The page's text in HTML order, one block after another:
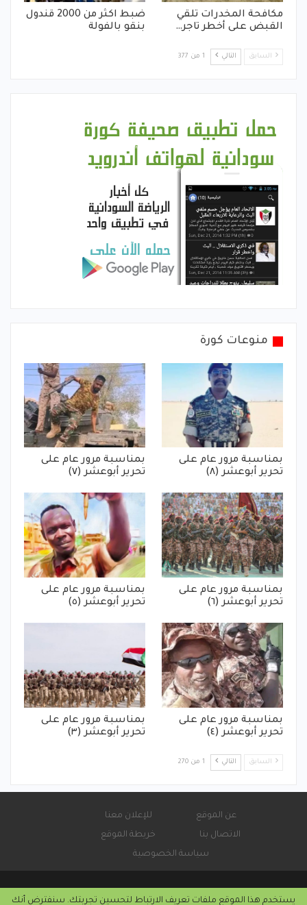
مكافحة المخدرات تلقي
القبض على أخطر تاجر…
ضبط اكثر من 2000 قندول
بنقو بالفولة
السابق التالي 1 من 377
منوعات كورة
بمناسبة مرور عام على
تحرير أبوعشر (٨)
بمناسبة مرور عام على
تحرير أبوعشر (٧)
بمناسبة مرور عام على
تحرير أبوعشر (٦)
بمناسبة مرور عام على
تحرير أبوعشر (٥)
بمناسبة مرور عام على
تحرير أبوعشر (٤)
بمناسبة مرور عام على
تحرير أبوعشر (٣)
السابق التالي 1 من 270
عن الموقع
للإعلان معنا
الاتصال بنا
خريطة الموقع
سياسة الخصوصية
يستخدم هذا الموقع ملفات تعريف الارتباط لتحسين تجربتك. سنفترض أنك